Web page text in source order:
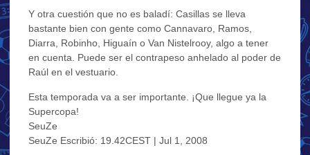
Y otra cuestión que no es baladí: Casillas se lleva
bastante bien con gente como Cannavaro, Ramos,
Diarra, Robinho, Higuaín o Van Nistelrooy, algo a tener
en cuenta. Puede ser el contrapeso anhelado al poder de
Raúl en el vestuario.
Esta temporada va a ser importante. ¡Que llegue ya la
Supercopa!
SeuZe
SeuZe Escribió: 19.42CEST | Jul 1, 2008